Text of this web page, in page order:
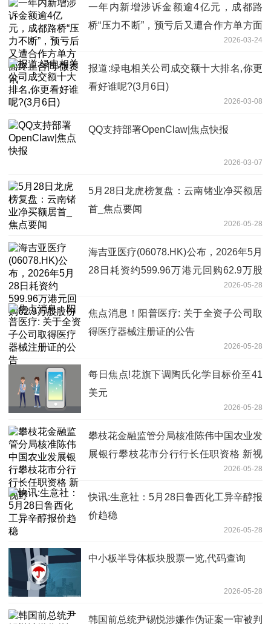
一年内新增涉诉金额逾4亿元，成都路
桥“压力不断”，预亏后又遭合作方单方面
2026-03-24
报道:绿电相关公司成交额十大排名,你更
看好谁呢?(3月6日)
2026-03-08
QQ支持部署OpenClaw|焦点快报
2026-03-07
5月28日龙虎榜复盘：云南锗业净买额居
首_焦点要闻
2026-05-28
海吉亚医疗(06078.HK)公布，2026年5月
28日耗资约599.96万港元回购62.9万股
2026-05-28
焦点消息！阳普医疗: 关于全资子公司取
得医疗器械注册证的公告
2026-05-28
每日焦点!花旗下调陶氏化学目标价至41
美元
2026-05-28
攀枝花金融监管分局核准陈伟中国农业发
展银行攀枝花市分行行长任职资格 新视
2026-05-28
快讯:生意社：5月28日鲁西化工异辛醇报
价趋稳
2026-05-28
中小板半导体板块股票一览,代码查询
2026-05-28
韩国前总统尹锡悦涉嫌作伪证案一审被判